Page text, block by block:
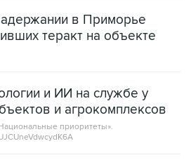
в Приморье
теракт на объекте
и ИИ на службе у
и агрокомплексов
приоритеты».